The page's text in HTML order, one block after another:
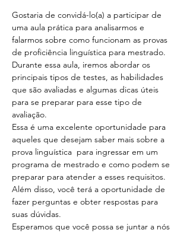
Gostaria de convidá-lo(a) a participar de
uma aula prática para analisarmos e
falarmos sobre como funcionam as provas
de proficiência linguística para mestrado.
Durante essa aula, iremos abordar os
principais tipos de testes, as habilidades
que são avaliadas e algumas dicas úteis
para se preparar para esse tipo de
avaliação.
Essa é uma excelente oportunidade para
aqueles que desejam saber mais sobre a
prova linguística  para ingressar em um
programa de mestrado e como podem se
preparar para atender a esses requisitos.
Além disso, você terá a oportunidade de
fazer perguntas e obter respostas para
suas dúvidas.
Esperamos que você possa se juntar a nós